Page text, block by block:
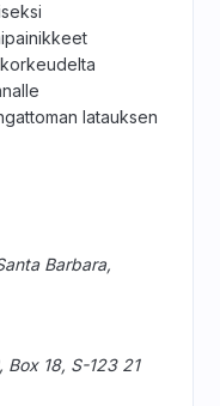
latauksen
Barbara,
Box 18, S-123 21